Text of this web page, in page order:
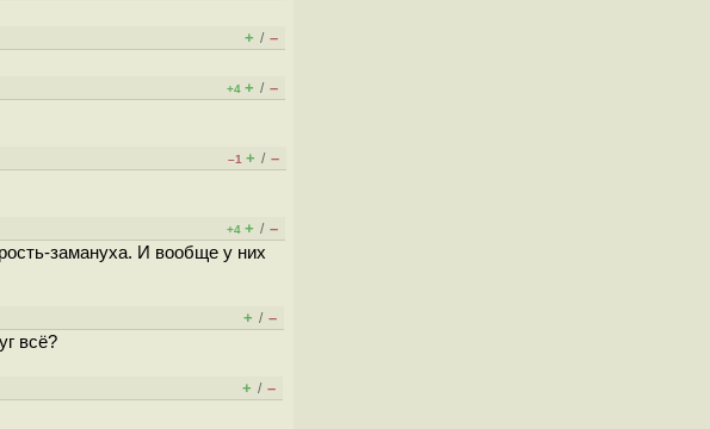
+ / –
+4 + / –
–1 + / –
+4 + / –
замануха. И вообще у них
+ / –
всё?
+ / –